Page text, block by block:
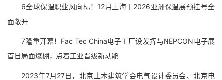
6全球保温职业风向标！12月上海丨2026亚洲保温展预挂号全
面敞开
7隆重开幕！Fac Tec China电子工厂设发挥与NEPCON电子展
首日局面爆棚，点着工业晋级新动能
2023年7月27日，北京土木建筑学会电气设计委员会、北京电